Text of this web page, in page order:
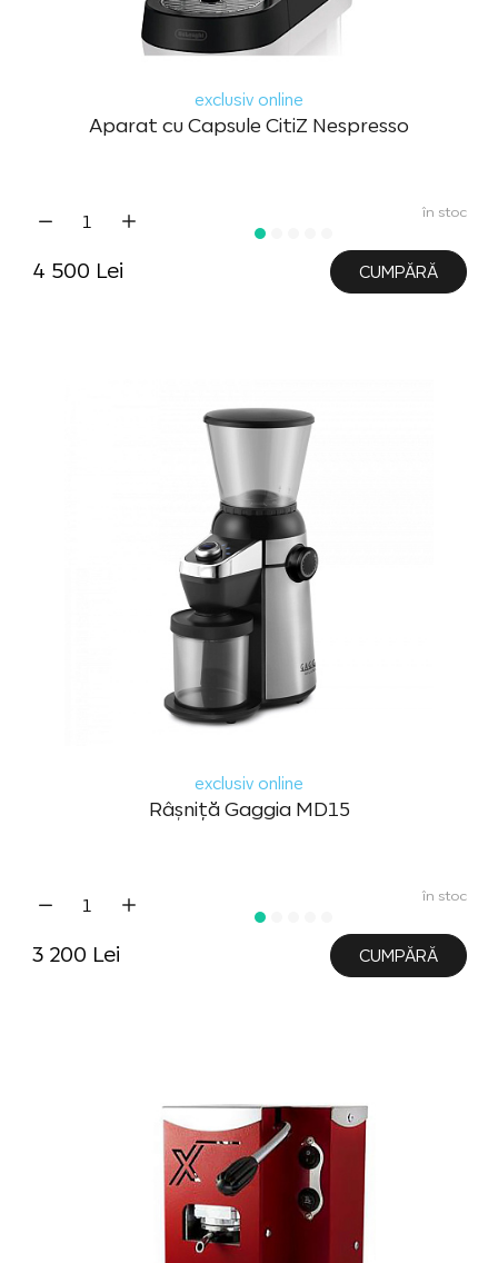
exclusiv online
Aparat cu Capsule CitiZ Nespresso
în stoc
4 500 Lei CUMPĂRĂ
exclusiv online
Râșniță Gaggia MD15
în stoc
3 200 Lei CUMPĂRĂ